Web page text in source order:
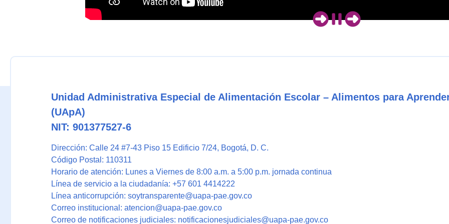
Anterior
PausaSiguiente
Unidad Administrativa Especial de Alimentación Escolar – Alimentos para
(UApA)
NIT: 901377527-6
Dirección: Calle 24 #7-43 Piso 15 Edificio 7/24, Bogotá, D. C.
Código Postal: 110311
Horario de atención: Lunes a Viernes de 8:00 a.m. a 5:00 p.m. jornada continua
Línea de servicio a la ciudadanía: +57 601 4414222
Línea anticorrupción: soytransparente@uapa-pae.gov.co
Correo institucional: atencion@uapa-pae.gov.co
Correo de notificaciones judiciales: notificacionesjudiciales@uapa-pae.gov.co